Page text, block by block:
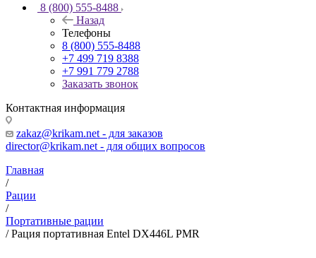
8 (800) 555-8488
Назад
Телефоны
8 (800) 555-8488
+7 499 719 8388
+7 991 779 2788
Заказать звонок
Контактная информация
zakaz@krikam.net - для заказов
director@krikam.net - для общих вопросов
Главная
/
Рации
/
Портативные рации
/Рация портативная Entel DX446L PMR